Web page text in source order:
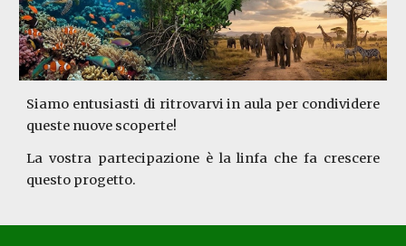
Siamo entusiasti di ritrovarvi in aula per condividere
queste nuove scoperte!
La vostra partecipazione è la linfa che fa crescere
questo progetto.